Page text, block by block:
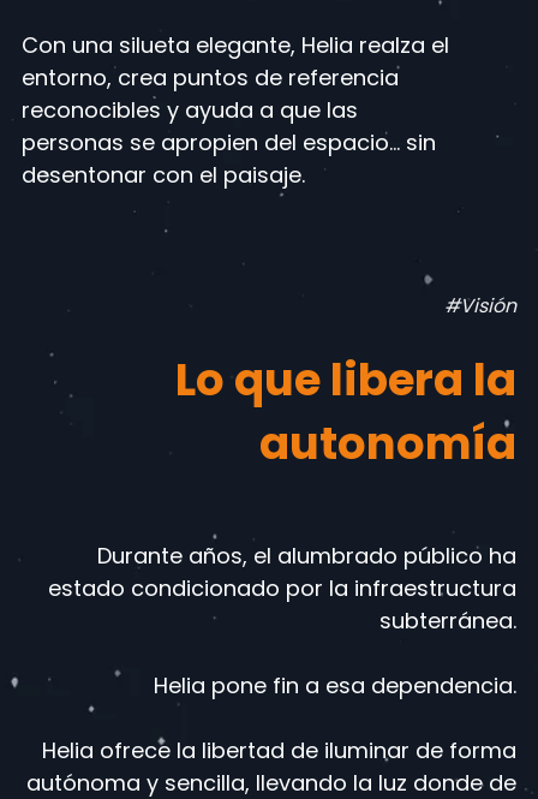
Con una silueta elegante, Helia realza el
entorno, crea puntos de referencia
reconocibles y ayuda a que las
personas se apropien del espacio… sin
desentonar con el paisaje.
#Visión
Lo que libera la
autonomía
Durante años, el alumbrado público ha
estado condicionado por la infraestructura
subterránea.
Helia pone fin a esa dependencia.
Helia ofrece la libertad de iluminar de forma
autónoma y sencilla, llevando la luz donde de